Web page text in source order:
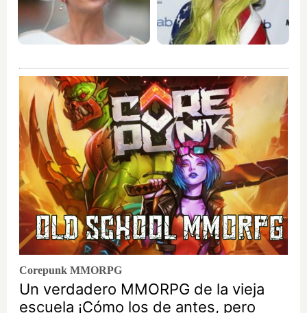
Corepunk MMORPG
Un verdadero MMORPG de la vieja
escuela ¡Cómo los de antes, pero